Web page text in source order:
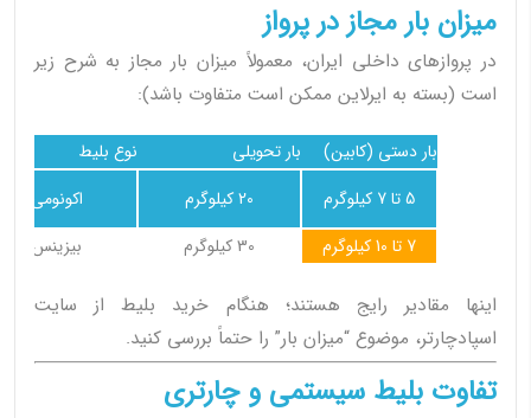
میزان بار مجاز در پرواز
در پروازهای داخلی ایران، معمولاً میزان بار مجاز به شرح زیر
است (بسته به ایرلاین ممکن است متفاوت باشد):
نوع بلیط بار تحویلی
بار دستی (کابین)
اکونومی
20 کیلوگرم
5 تا 7 کیلوگرم
بیزینس
30 کیلوگرم 7 تا 10 کیلوگرم
اینها مقادیر رایج هستند؛ هنگام خرید بلیط از سایت
اسپادچارتر، موضوع “میزان بار” را حتماً بررسی کنید.
تفاوت بلیط سیستمی و چارتری